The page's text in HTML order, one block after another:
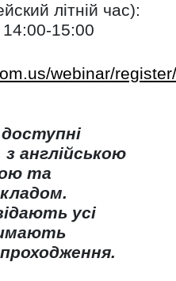
літній час):
15:00
webinar/
англійською
та
усі